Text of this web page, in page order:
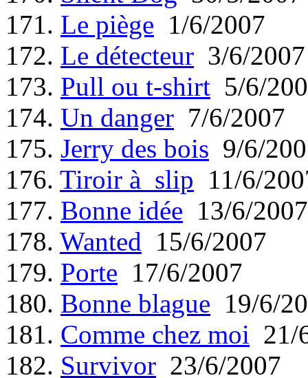
171. Le piège 1/6/2007
172. Le détecteur 3/6/2007
173. Pull ou t-shirt 5/6/
174. Un danger 7/6/2007
175. Jerry des bois 9/6/
176. Tiroir à slip 11/6/
177. Bonne idée 13/6/2007
178. Wanted 15/6/2007
179. Porte 17/6/2007
180. Bonne blague 19/6/
181. Comme chez moi 21/
182. Survivor 23/6/2007